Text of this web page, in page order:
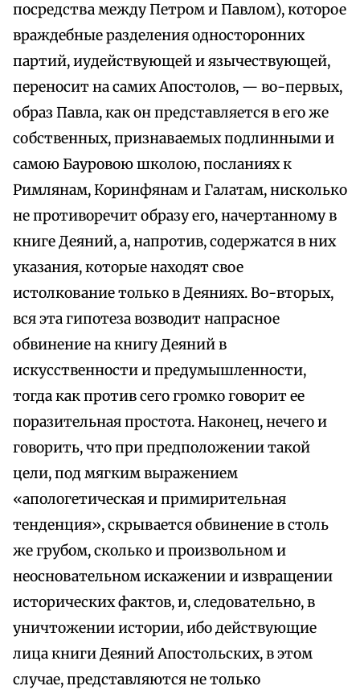
посредства между Петром и Павлом), которое
враждебные разделения односторонних
партий, иудействующей и язычествующей,
переносит на самих Апостолов, — во-первых,
образ Павла, как он представляется в его же
собственных, признаваемых подлинными и
самою Бауровою школою, посланиях к
Римлянам, Коринфянам и Галатам, нисколько
не противоречит образу его, начертанному в
книге Деяний, а, напротив, содержатся в них
указания, которые находят свое
истолкование только в Деяниях. Во-вторых,
вся эта гипотеза возводит напрасное
обвинение на книгу Деяний в
искусственности и предумышленности,
тогда как против сего громко говорит ее
поразительная простота. Наконец, нечего и
говорить, что при предположении такой
цели, под мягким выражением
«апологетическая и примирительная
тенденция», скрывается обвинение в столь
же грубом, сколько и произвольном и
неосновательном искажении и извращении
исторических фактов, и, следовательно, в
уничтожении истории, ибо действующие
лица книги Деяний Апостольских, в этом
случае, представляются не только